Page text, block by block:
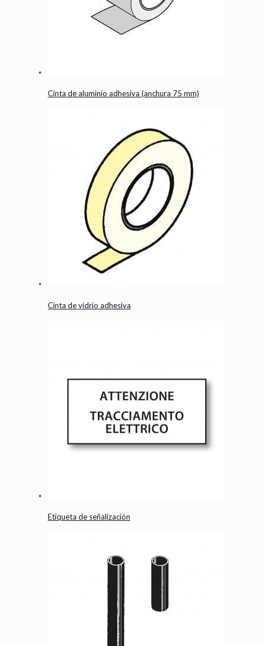
Cinta de aluminio adhesiva (anchura 75 mm)
Cinta de vidrio adhesiva
Etiqueta de señalización